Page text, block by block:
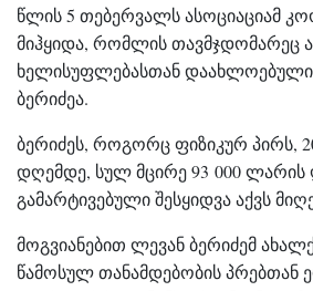
წლის 5 თებერვალს ასოციაციამ
მიჰყიდა, რომლის თავმჯდომარეც
ხელისუფლებასთან
ბერიძეა.
ბერიძეს, როგორც ფიზიკურ პირს,
დღემდე, სულ მცირე 93 000 ლარის
გამარტივებული შესყიდვა აქვს
მოგვიანებით ლევან ბერიძემ
წამოსულ თანამდებობის პრებთან